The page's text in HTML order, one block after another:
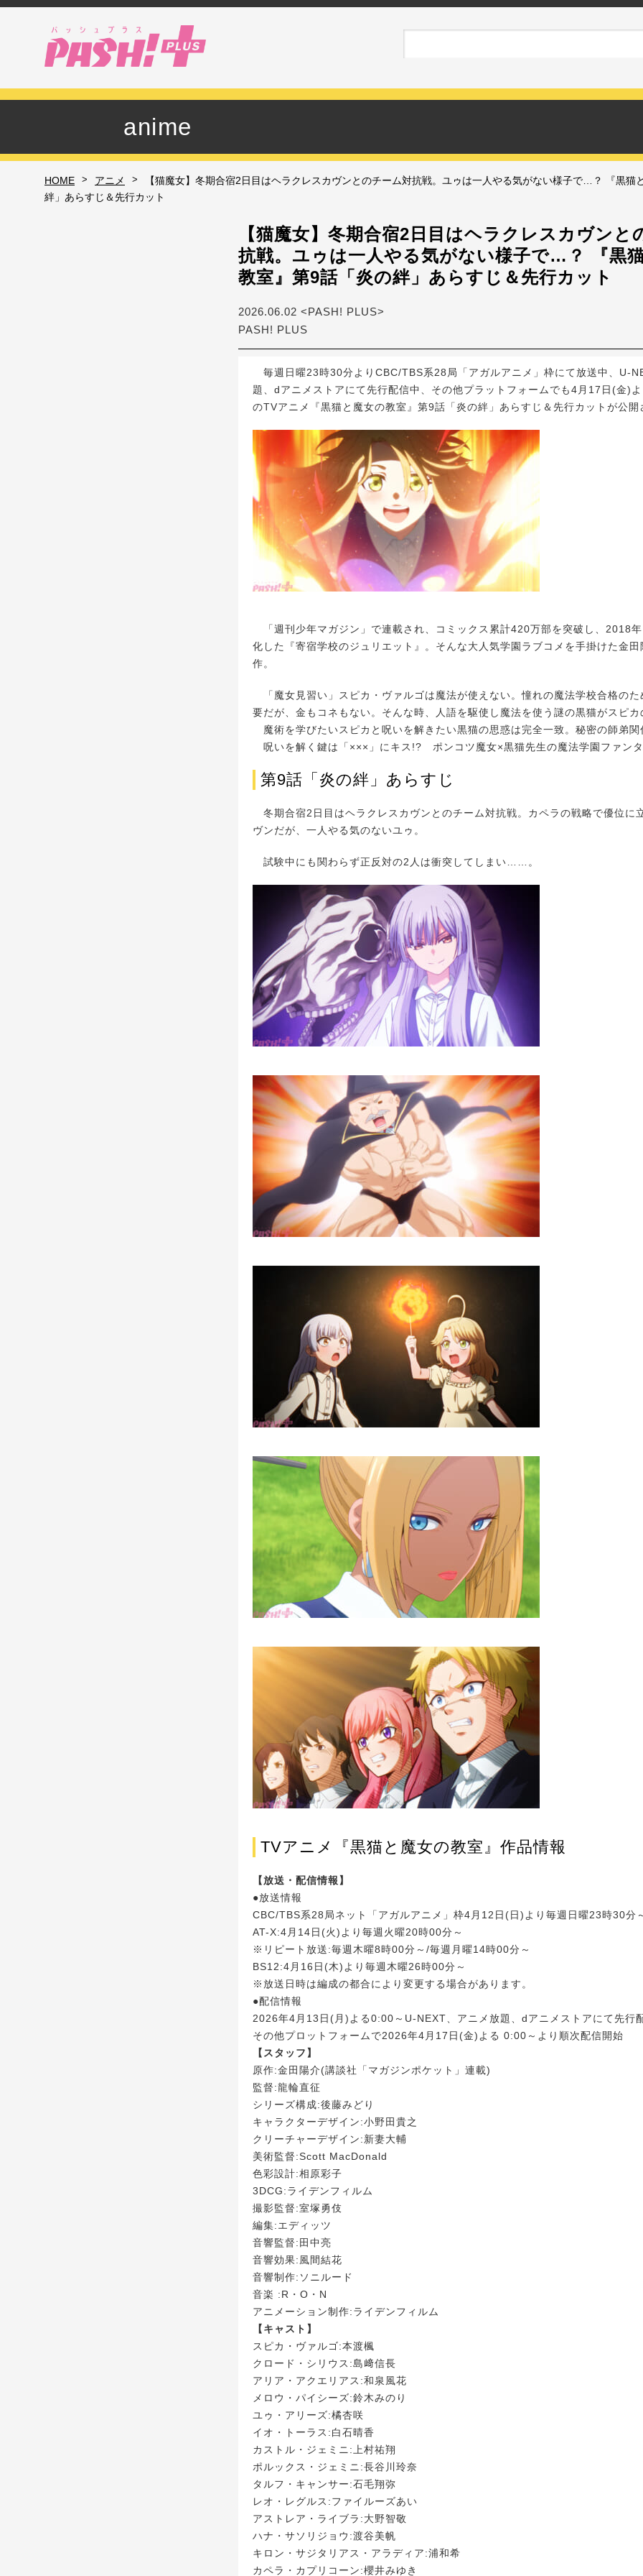
anime
HOME > アニメ >
【猫魔女】冬期合宿2日目はヘラクレスカヴンとのチーム対抗戦。ユゥは一人やる気がない様子で…？ 『黒猫
絆」あらすじ＆先行カット
【猫魔女】冬期合宿2日目はヘラクレスカヴンと
抗戦。ユゥは一人やる気がない様子で…？ 『黒
教室』第9話「炎の絆」あらすじ＆先行カット
2026.06.02 <PASH! PLUS>
PASH! PLUS
毎週日曜23時30分よりCBC/TBS系28局「アガルアニメ」枠にて放送中、U-
題、dアニメストアにて先行配信中、その他プラットフォームでも4月17日(金)
のTVアニメ『黒猫と魔女の教室』第9話「炎の絆」あらすじ＆先行カットが公開
「週刊少年マガジン」で連載され、コミックス累計420万部を突破し、2018
化した『寄宿学校のジュリエット』。そんな大人気学園ラブコメを手掛けた金
作。
「魔女見習い」スピカ・ヴァルゴは魔法が使えない。憧れの魔法学校合格のた
要だが、金もコネもない。そんな時、人語を駆使し魔法を使う謎の黒猫がスピ
魔術を学びたいスピカと呪いを解きたい黒猫の思惑は完全一致。秘密の師弟関
呪いを解く鍵は「×××」にキス!? ポンコツ魔女×黒猫先生の魔法学園ファン
第9話「炎の絆」あらすじ
冬期合宿2日目はヘラクレスカヴンとのチーム対抗戦。カペラの戦略で優位に
ヴンだが、一人やる気のないユゥ。
試験中にも関わらず正反対の2人は衝突してしまい……。
TVアニメ『黒猫と魔女の教室』作品情報
【放送・配信情報】
●放送情報
CBC/TBS系28局ネット「アガルアニメ」枠4月12日(日)より毎週日曜23時30分
AT-X:4月14日(火)より毎週火曜20時00分～
※リピート放送:毎週木曜8時00分～/毎週月曜14時00分～
BS12:4月16日(木)より毎週木曜26時00分～
※放送日時は編成の都合により変更する場合があります。
●配信情報
2026年4月13日(月)よる0:00～U-NEXT、アニメ放題、dアニメストアにて先行
その他プロットフォームで2026年4月17日(金)よる 0:00～より順次配信開始
【スタッフ】
原作:金田陽介(講談社「マガジンポケット」連載)
監督:龍輪直征
シリーズ構成:後藤みどり
キャラクターデザイン:小野田貴之
クリーチャーデザイン:新妻大輔
美術監督:Scott MacDonald
色彩設計:相原彩子
3DCG:ライデンフィルム
撮影監督:室塚勇伎
編集:エディッツ
音響監督:田中亮
音響効果:風間結花
音響制作:ソニルード
音楽 :R・O・N
アニメーション制作:ライデンフィルム
【キャスト】
スピカ・ヴァルゴ:本渡楓
クロード・シリウス:島﨑信長
アリア・アクエリアス:和泉風花
メロウ・パイシーズ:鈴木みのり
ユゥ・アリーズ:橘杏咲
イオ・トーラス:白石晴香
カストル・ジェミニ:上村祐翔
ポルックス・ジェミニ:長谷川玲奈
タルフ・キャンサー:石毛翔弥
レオ・レグルス:ファイルーズあい
アストレア・ライブラ:大野智敬
ハナ・サソリジョウ:渡谷美帆
キロン・サジタリアス・アラディア:浦和希
カペラ・カプリコーン:櫻井みゆき